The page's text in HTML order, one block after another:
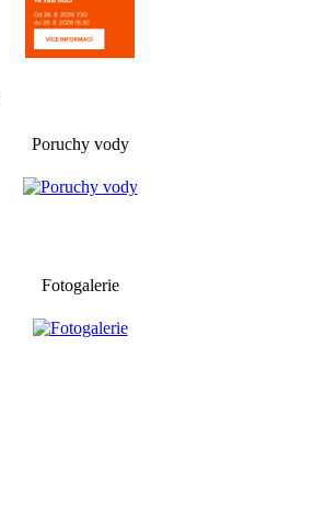
Poruchy vody
Fotogalerie